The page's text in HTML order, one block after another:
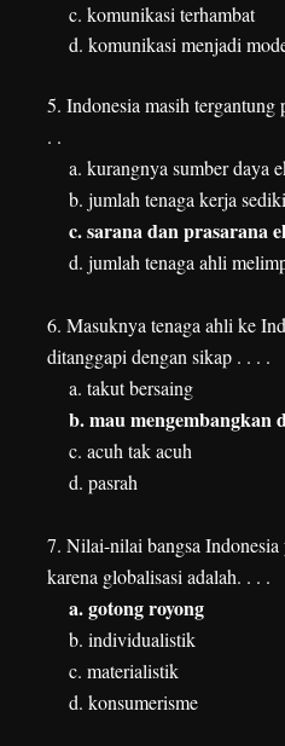
c. komunikasi terhambat
d. komunikasi menjadi
5. Indonesia masih tergantung
. .
a. kurangnya sumber daya
b. jumlah tenaga kerja
c. sarana dan prasarana
d. jumlah tenaga ahli
6. Masuknya tenaga ahli ke
ditanggapi dengan sikap . . . .
a. takut bersaing
b. mau mengembangkan
c. acuh tak acuh
d. pasrah
7. Nilai-nilai bangsa
karena globalisasi adalah. . . .
a. gotong royong
b. individualistik
c. materialistik
d. konsumerisme